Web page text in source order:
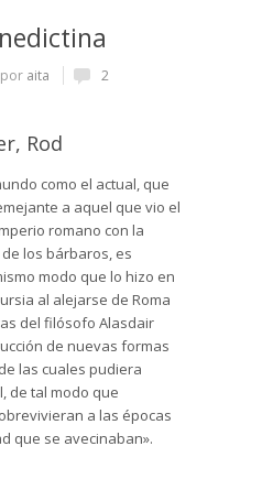
por aita
2
Rod
como el actual, que
a aquel que vio el
romano con la
los bárbaros, es
modo que lo hizo en
al alejarse de Roma
del filósofo Alasdair
de nuevas formas
las cuales pudiera
de tal modo que
a las épocas
que se avecinaban».